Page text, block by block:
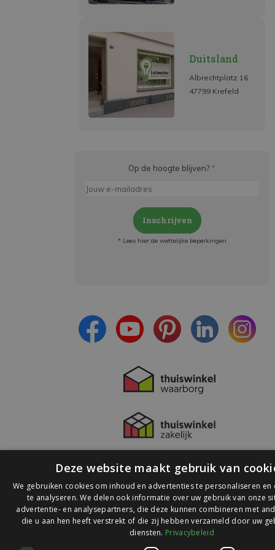
Duitsland
Albrechtplatz 16
47799 Krefeld
Op de hoogte blijven? *
Inschrijven
* Lees hier de wettelijke beperkingen
© 2026 Ledlichtdiscounter.nl
Deze website maakt gebruik van
We gebruiken cookies om inhoud en advertenties te personaliseren en
te analyseren. We delen ook informatie over uw gebruik van onze
advertentie- en analysepartners, die deze kunnen combineren met
die u aan hen heeft verstrekt of die zij hebben verzameld door uw
diensten. Privacybeleid